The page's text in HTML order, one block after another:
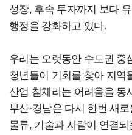
성장, 후속 투자까지 보다
행정을 강화하고 있다.
우리는 오랫동안 수도권 중
청년들이 기회를 찾아 지역
산업 침체라는 어려움을 동
부산·경남은 다시 한번 새
물류, 기술과 사람이 연결